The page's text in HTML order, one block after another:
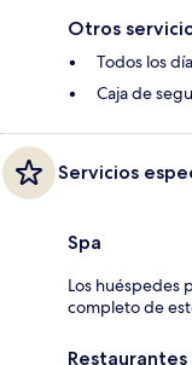
Otros
Todos los
Caja de
Servicios
Spa
Los huéspedes
completo de
Restaurantes